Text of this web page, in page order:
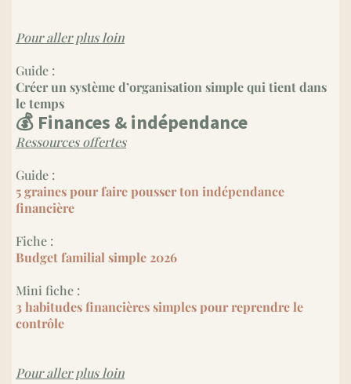
Pour aller plus loin
Guide :
Créer un système d’organisation simple qui tient dans
le temps
💰 Finances & indépendance
Ressources offertes
Guide :
5 graines pour faire pousser ton indépendance
financière
Fiche :
Budget familial simple 2026
Mini fiche :
3 habitudes financières simples pour reprendre le
contrôle
Pour aller plus loin